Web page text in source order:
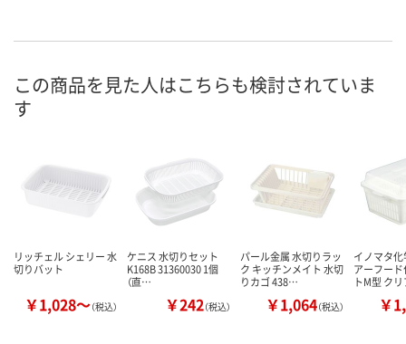
この商品を見た人はこちらも検討されていま
す
リッチェル シェリー 水
切りバット
￥1,028～（税込）
ケニス 水切りセット
K168B 31360030 1個
（直…
￥242（税込）
パール金属 水切りラッ
ク キッチンメイト 水切
りカゴ 438…
￥1,064（税込）
イノマタ化
アーフー
トM型 ク
￥